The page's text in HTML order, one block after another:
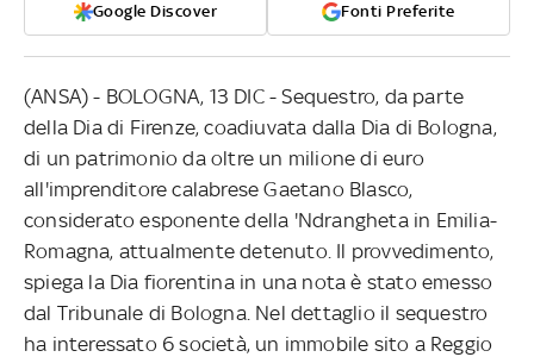
Google Discover Fonti Preferite
(ANSA) - BOLOGNA, 13 DIC - Sequestro, da parte
della Dia di Firenze, coadiuvata dalla Dia di Bologna,
di un patrimonio da oltre un milione di euro
all'imprenditore calabrese Gaetano Blasco,
considerato esponente della 'Ndrangheta in Emilia-
Romagna, attualmente detenuto. Il provvedimento,
spiega la Dia fiorentina in una nota è stato emesso
dal Tribunale di Bologna. Nel dettaglio il sequestro
ha interessato 6 società, un immobile sito a Reggio